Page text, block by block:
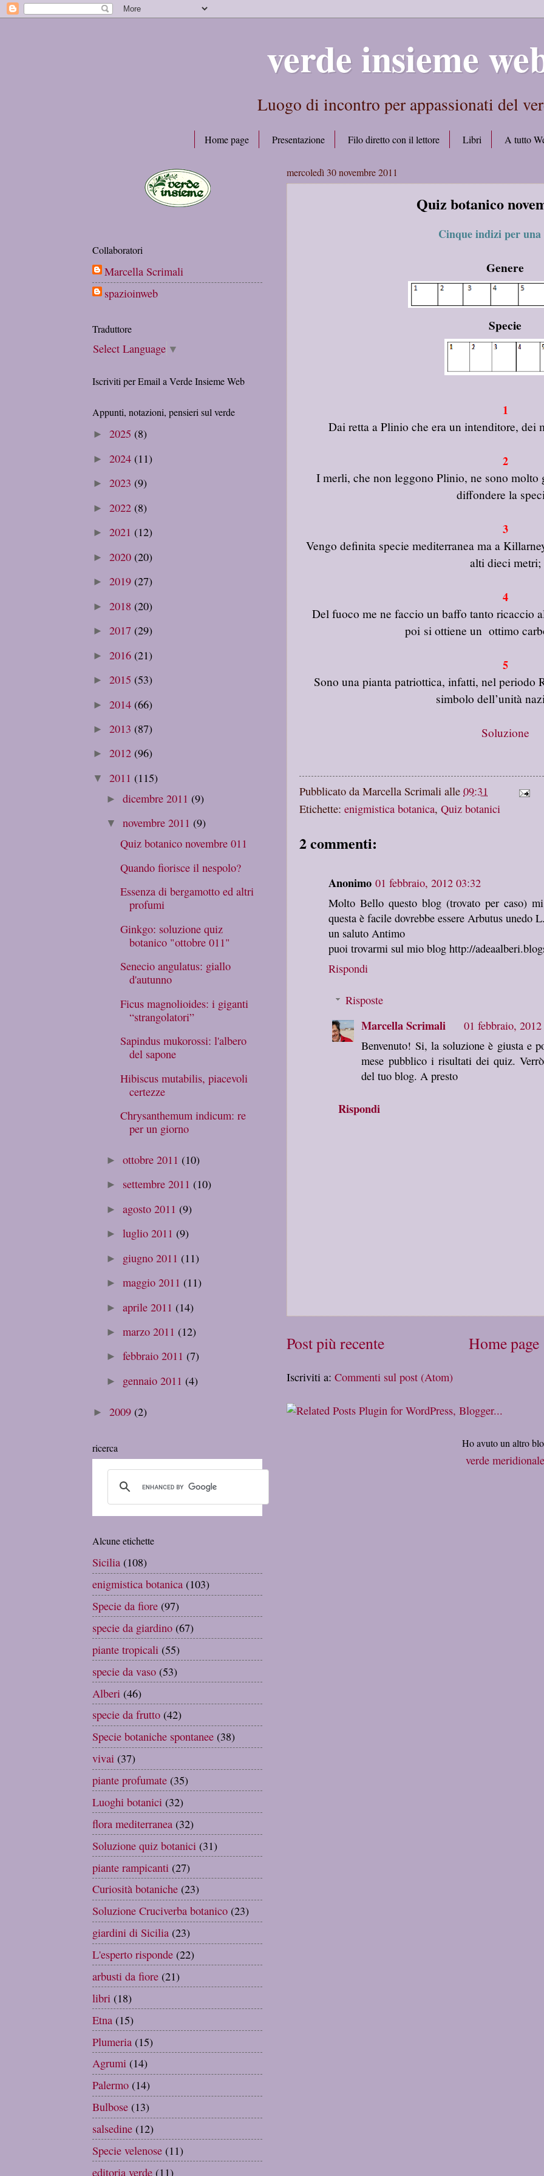
verde insieme
Luogo di incontro per appassionati del
Home page Presentazione Filo diretto con il lettore Libri A tutto
mercoledì 30 novembre 2011
Quiz botanico
Cinque indizi per una
Genere
Specie
1
Dai retta a Plinio che era un intenditore, dei
2
I merli, che non leggono Plinio, ne sono
diffondere la
3
Vengo definita specie mediterranea ma a
alti dieci metri;
4
Del fuoco me ne faccio un baffo tanto ricaccio
poi si ottiene un ottimo
5
Sono una pianta patriottica, infatti, nel periodo
simbolo dell’unità
Soluzione
Pubblicato da Marcella Scrimali alle 09:31
Etichette: enigmistica botanica, Quiz botanici
2 commenti:
Anonimo 01 febbraio, 2012 03:32
Molto Bello questo blog (trovato per caso)
questa è facile dovrebbe essere Arbutus unedo
un saluto Antimo
puoi trovarmi sul mio blog http://
Rispondi
Risposte
Marcella Scrimali
01 febbraio,
Benvenuto! Si, la soluzione è giusta e
mese pubblico i risultati dei quiz.
del tuo blog. A presto
Rispondi
Post più recente Home page
Iscriviti a: Commenti sul post (Atom)
Ho avuto un altro
verde meridionale
Collaboratori
Marcella Scrimali
spazioinweb
Traduttore
Select Language ▼
Iscriviti per Email a Verde Insieme Web
Appunti, notazioni, pensieri sul verde
► 2025 (8)
► 2024 (11)
► 2023 (9)
► 2022 (8)
► 2021 (12)
► 2020 (20)
► 2019 (27)
► 2018 (20)
► 2017 (29)
► 2016 (21)
► 2015 (53)
► 2014 (66)
► 2013 (87)
► 2012 (96)
▼ 2011 (115)
►dicembre 2011 (9)
▼novembre 2011 (9)
Quiz botanico novembre 011
Quando fiorisce il nespolo?
Essenza di bergamotto ed altri
profumi
Ginkgo: soluzione quiz
botanico "ottobre 011"
Senecio angulatus: giallo
d'autunno
Ficus magnolioides: i giganti
“strangolatori”
Sapindus mukorossi: l'albero
del sapone
Hibiscus mutabilis, piacevoli
certezze
Chrysanthemum indicum: re
per un giorno
►ottobre 2011 (10)
► settembre 2011 (10)
►agosto 2011 (9)
►luglio 2011 (9)
► giugno 2011 (11)
►maggio 2011 (11)
►aprile 2011 (14)
►marzo 2011 (12)
►febbraio 2011 (7)
► gennaio 2011 (4)
► 2009 (2)
ricerca
Alcune etichette
Sicilia (108)
enigmistica botanica (103)
Specie da fiore (97)
specie da giardino (67)
piante tropicali (55)
specie da vaso (53)
Alberi (46)
specie da frutto (42)
Specie botaniche spontanee (38)
vivai (37)
piante profumate (35)
Luoghi botanici (32)
flora mediterranea (32)
Soluzione quiz botanici (31)
piante rampicanti (27)
Curiosità botaniche (23)
Soluzione Cruciverba botanico (23)
giardini di Sicilia (23)
L'esperto risponde (22)
arbusti da fiore (21)
libri (18)
Etna (15)
Plumeria (15)
Agrumi (14)
Palermo (14)
Bulbose (13)
salsedine (12)
Specie velenose (11)
editoria verde (11)